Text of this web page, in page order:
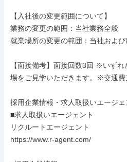
【入社後の変更範囲について】
業務の変更の範囲：当社業務全般
就業場所の変更の範囲：当社およ
【面接備考】面接回数3回 ※いず
場をご見学いただきます。※交通費
採用企業情報・求人取扱いエージェ
■求人取扱いエージェント
リクルートエージェント
https://www.r-agent.com/